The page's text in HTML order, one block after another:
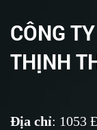
CÔNG
THỊNH
Địa chỉ: 1053